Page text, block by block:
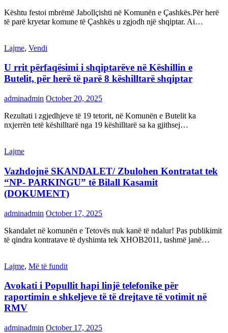
Kështu festoi mbrëmë Jabollçishti në Komunën e Çashkës.Për herë
të parë kryetar komune të Çashkës u zgjodh një shqiptar. Ai…
Lajme, Vendi
U rrit përfaqësimi i shqiptarëve në Këshillin e
Butelit, për herë të parë 8 këshilltarë shqiptar
adminadmin October 20, 2025
Rezultati i zgjedhjeve të 19 tetorit, në Komunën e Butelit ka
nxjerrën tetë këshilltarë nga 19 këshilltarë sa ka gjithsej…
Lajme
Vazhdojnë SKANDALET/ Zbulohen Kontratat tek
“NP- PARKINGU” të Bilall Kasamit
(DOKUMENT)
adminadmin October 17, 2025
Skandalet në komunën e Tetovës nuk kanë të ndalur! Pas publikimit
të qindra kontratave të dyshimta tek XHOB2011, tashmë janë…
Lajme, Më të fundit
Avokati i Popullit hapi linjë telefonike për
raportimin e shkeljeve të të drejtave të votimit në
RMV
adminadmin October 17, 2025